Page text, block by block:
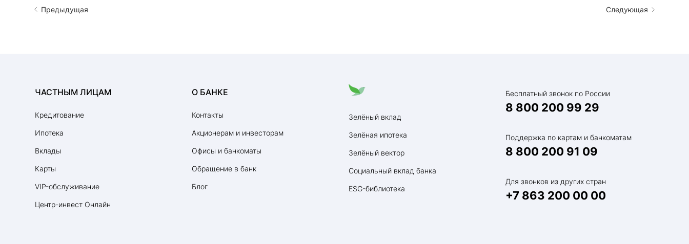
Предыдущая Следующая
ЧАСТНЫМ ЛИЦАМ
Кредитование
Ипотека
Вклады
Карты
VIP-обслуживание
Центр-инвест Онлайн
О БАНКЕ
Контакты
Акционерам и инвесторам
Офисы и банкоматы
Обращение в банк
Блог
Зелёный вклад
Зелёная ипотека
Зелёный вектор
Социальный вклад банка
ESG-библиотека
Бесплатный звонок по России
8 800 200 99 29
Поддержка по картам и банкоматам
8 800 200 91 09
Для звонков из других стран
+7 863 200 00 00